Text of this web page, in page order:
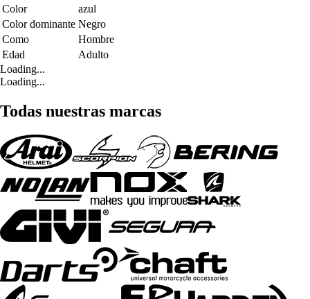
Color
azul
Color dominante Negro
Como
Hombre
Edad
Adulto
Loading...
Loading...
Todas nuestras marcas